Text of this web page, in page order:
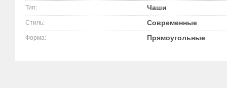
Тип: Чаши
Стиль: Современные
Форма: Прямоугольные